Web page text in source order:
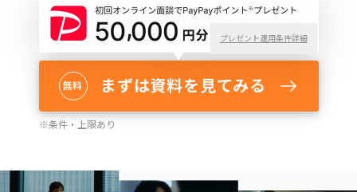
プレゼント適用条件詳細
無料 まずは資料を見てみる
※条件・上限あり